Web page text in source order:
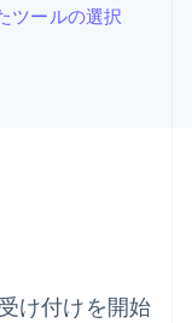
ツールの選択
け付けを開始